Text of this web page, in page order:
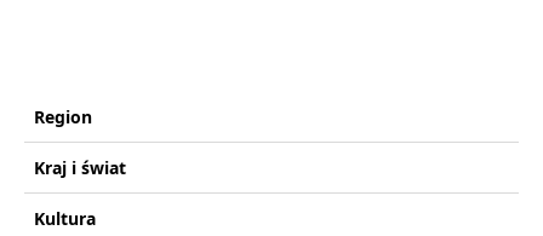
Region
Kraj i świat
Kultura